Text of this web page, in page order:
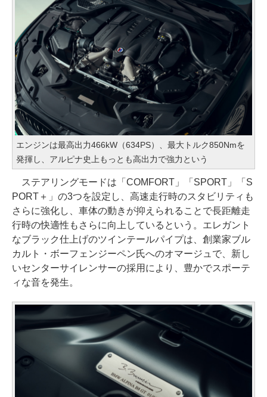
エンジンは最高出力466kW（634PS）、最大トルク850Nmを
発揮し、アルピナ史上もっとも高出力で強力という
ステアリングモードは「COMFORT」「SPORT」「S
PORT＋」の3つを設定し、高速走行時のスタビリティも
さらに強化し、車体の動きが抑えられることで長距離走
行時の快適性もさらに向上しているという。エレガント
なブラック仕上げのツインテールパイプは、創業家ブル
カルト・ボーフェンジーペン氏へのオマージュで、新し
いセンターサイレンサーの採用により、豊かでスポーテ
ィな音を発生。